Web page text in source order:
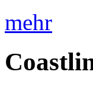
mehr